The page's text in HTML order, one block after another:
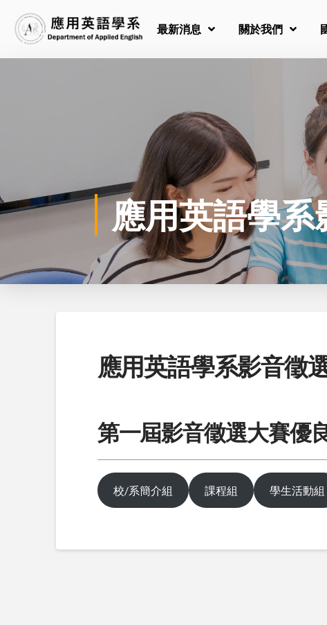
最新消息 關於我們
應用英語學系
應用英語學系影音徵
第一屆影音徵選大賽優
校/系簡介組 課程組 學生活動組